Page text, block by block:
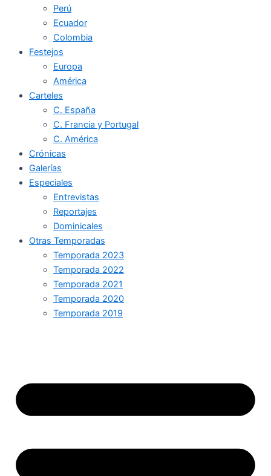
Perú
Ecuador
Colombia
Festejos
Europa
América
Carteles
C. España
C. Francia y Portugal
C. América
Crónicas
Galerías
Especiales
Entrevistas
Reportajes
Dominicales
Otras Temporadas
Temporada 2023
Temporada 2022
Temporada 2021
Temporada 2020
Temporada 2019